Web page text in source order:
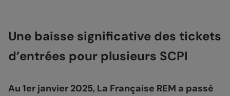
Une baisse significative des tickets
d’entrées pour plusieurs SCPI
Au 1er janvier 2025, La Française REM a passé